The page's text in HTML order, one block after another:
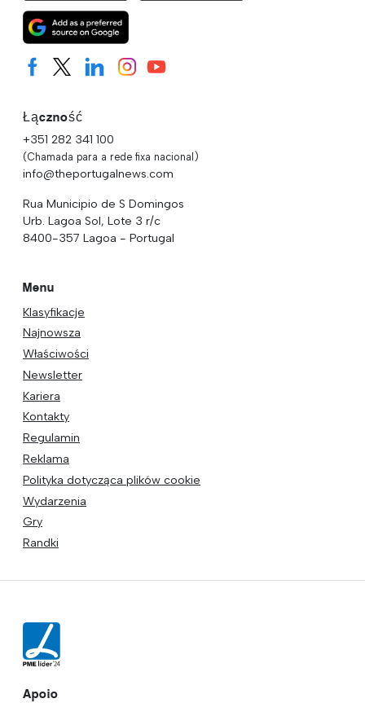
Łączność
+351 282 341 100
(Chamada para a rede fixa nacional)
info@theportugalnews.com
Rua Municipio de S Domingos
Urb. Lagoa Sol, Lote 3 r/c
8400-357 Lagoa - Portugal
Menu
Klasyfikacje
Najnowsza
Właściwości
Newsletter
Kariera
Kontakty
Regulamin
Reklama
Polityka dotycząca plików cookie
Wydarzenia
Gry
Randki
Apoio